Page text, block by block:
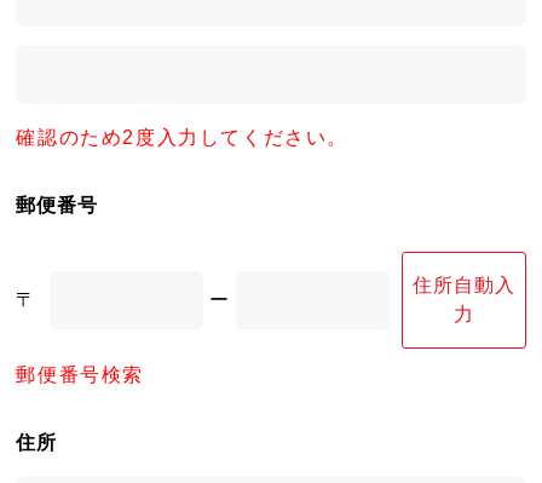
確認のため2度入力してください。
郵便番号
〒 ー
住所自動入
力
郵便番号検索
住所